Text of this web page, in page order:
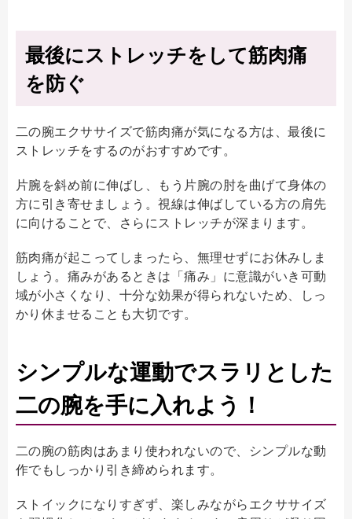
最後にストレッチをして筋肉痛
を防ぐ
二の腕エクササイズで筋肉痛が気になる方は、最後に
ストレッチをするのがおすすめです。
片腕を斜め前に伸ばし、もう片腕の肘を曲げて身体の
方に引き寄せましょう。視線は伸ばしている方の肩先
に向けることで、さらにストレッチが深まります。
筋肉痛が起こってしまったら、無理せずにお休みしま
しょう。痛みがあるときは「痛み」に意識がいき可動
域が小さくなり、十分な効果が得られないため、しっ
かり休ませることも大切です。
シンプルな運動でスラリとした
二の腕を手に入れよう！
二の腕の筋肉はあまり使われないので、シンプルな動
作でもしっかり引き締められます。
ストイックになりすぎず、楽しみながらエクササイズ